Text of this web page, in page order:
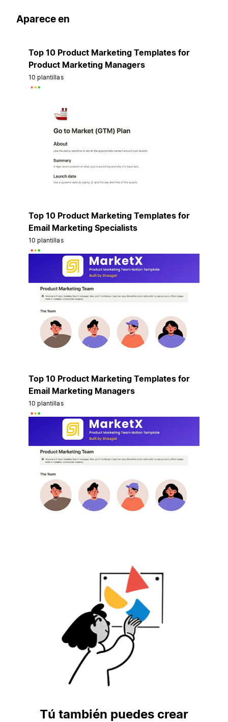
Aparece en
Top 10 Product Marketing Templates for
Product Marketing Managers
10 plantillas
Top 10 Product Marketing Templates for
Email Marketing Specialists
10 plantillas
Top 10 Product Marketing Templates for
Email Marketing Managers
10 plantillas
Tú también puedes crear